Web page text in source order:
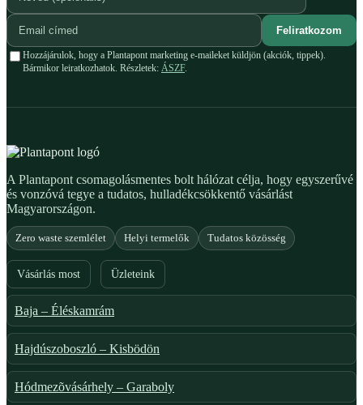
Feliratkozom
Hozzájárulok, hogy a Plantapont marketing e-maileket küldjön (akciók, tippek).
Bármikor leiratkozhatok. Részletek: ÁSZF.
A Plantapont csomagolásmentes bolt hálózat célja, hogy egyszerűvé
és vonzóvá tegye a tudatos, hulladékcsökkentő vásárlást
Magyarországon.
Zero waste szemlélet Helyi termelők Tudatos közösség
Vásárlás most Üzleteink
Baja – Éléskamrám
Hajdúszoboszló – Kisbödön
Hódmezõvásárhely – Garaboly